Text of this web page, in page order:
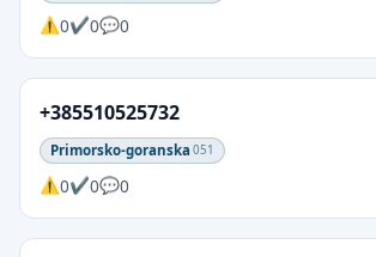
0 0 0
+385510525732
Primorsko-goranska 051
0 0 0